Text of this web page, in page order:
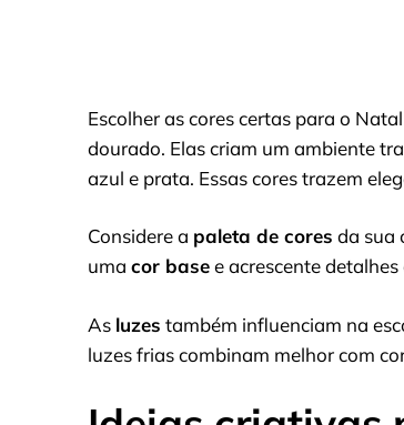
Escolher as cores certas para o
dourado. Elas criam um ambiente
azul e prata. Essas cores trazem
Considere a paleta de cores da sua
uma cor basee acrescente
As luzes também influenciam na
luzes frias combinam melhor com